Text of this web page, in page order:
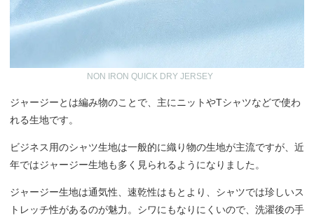
NON IRON QUICK DRY JERSEY
ジャージーとは編み物のことで、主にニットやTシャツなどで使わ
れる生地です。
ビジネス用のシャツ生地は一般的に織り物の生地が主流ですが、近
年ではジャージー生地も多く見られるようになりました。
ジャージー生地は通気性、速乾性はもとより、シャツでは珍しいス
トレッチ性があるのが魅力。シワにもなりにくいので、洗濯後の手